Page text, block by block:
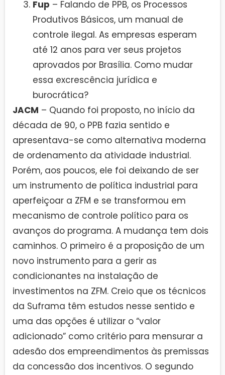
Fup – Falando de PPB, os Processos
Produtivos Básicos, um manual de
controle ilegal. As empresas esperam
até 12 anos para ver seus projetos
aprovados por Brasília. Como mudar
essa excrescência jurídica e
burocrática?
JACM – Quando foi proposto, no início da
década de 90, o PPB fazia sentido e
apresentava-se como alternativa moderna
de ordenamento da atividade industrial.
Porém, aos poucos, ele foi deixando de ser
um instrumento de política industrial para
aperfeiçoar a ZFM e se transformou em
mecanismo de controle político para os
avanços do programa. A mudança tem dois
caminhos. O primeiro é a proposição de um
novo instrumento para a gerir as
condicionantes na instalação de
investimentos na ZFM. Creio que os técnicos
da Suframa têm estudos nesse sentido e
uma das opções é utilizar o “valor
adicionado” como critério para mensurar a
adesão dos empreendimentos às premissas
da concessão dos incentivos. O segundo